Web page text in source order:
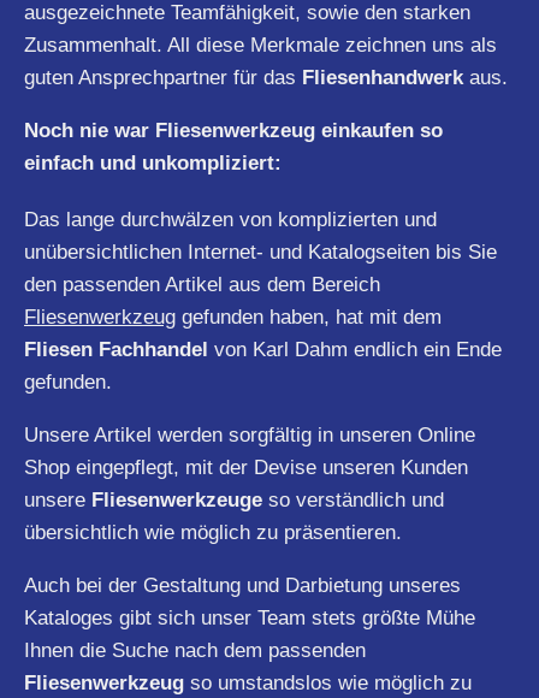
ausgezeichnete Teamfähigkeit, sowie den starken
Zusammenhalt. All diese Merkmale zeichnen uns als
guten Ansprechpartner für das Fliesenhandwerkaus.
Noch nie war Fliesenwerkzeug einkaufen so
einfach und unkompliziert:
Das lange durchwälzen von komplizierten und
unübersichtlichen Internet- und Katalogseiten bis Sie
den passenden Artikel aus dem Bereich
Fliesenwerkzeug gefunden haben, hat mit dem
Fliesen Fachhandel von Karl Dahm endlich ein Ende
gefunden.
Unsere Artikel werden sorgfältig in unseren Online
Shop eingepflegt, mit der Devise unseren Kunden
unsere Fliesenwerkzeuge so verständlich und
übersichtlich wie möglich zu präsentieren.
Auch bei der Gestaltung und Darbietung unseres
Kataloges gibt sich unser Team stets größte Mühe
Ihnen die Suche nach dem passenden
Fliesenwerkzeug so umstandslos wie möglich zu